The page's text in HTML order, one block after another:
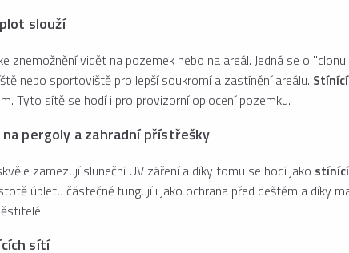
slouží
znemožnění vidět na pozemek nebo na areál. Jedná se o
nebo sportoviště pro lepší soukromí a zastínění areálu.
Tyto sítě se hodí i pro provizorní oplocení pozemku.
pergoly a zahradní přístřešky
zamezují sluneční UV záření a díky tomu se hodí jako
úpletu částečně fungují i jako ochrana před deštěm a díky
sítí